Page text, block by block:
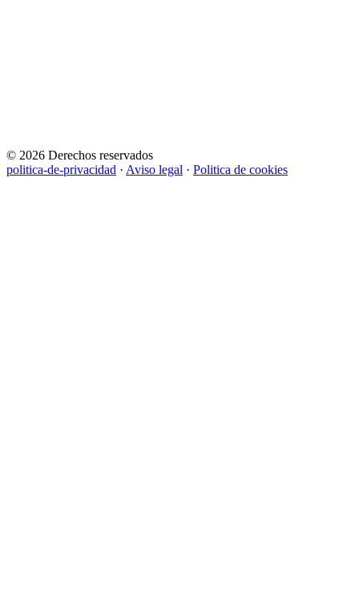
© 2026 Derechos reservados
politica-de-privacidad · Aviso legal · Politica de cookies